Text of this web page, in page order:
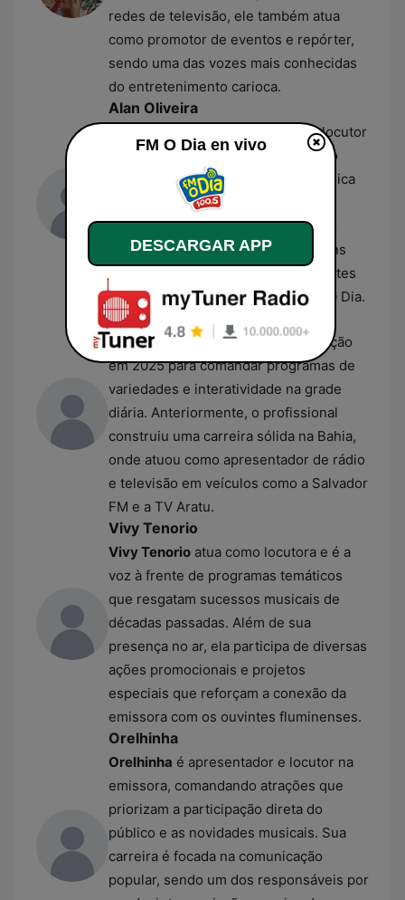
redes de televisão, ele também atua
como promotor de eventos e repórter,
sendo uma das vozes mais conhecidas
do entretenimento carioca.
Alan Oliveira
exerce a função de locutor
na rádio, liderando faixas de horário
voltadas ao entretenimento e à música
popular. Com uma carreira que
ultrapassa duas décadas no cenário
radiofônico, ele acumulou passagens
por outras estações importantes antes
de se consolidar na equipe da FM O Dia.
Dinho
Dinhoiniciou sua trajetória na estação
em 2025 para comandar programas de
variedades e interatividade na grade
diária. Anteriormente, o profissional
construiu uma carreira sólida na Bahia,
onde atuou como apresentador de rádio
e televisão em veículos como a Salvador
FM e a TV Aratu.
Vivy Tenorio
Vivy Tenorio atua como locutora e é a
voz à frente de programas temáticos
que resgatam sucessos musicais de
décadas passadas. Além de sua
presença no ar, ela participa de diversas
ações promocionais e projetos
especiais que reforçam a conexão da
emissora com os ouvintes fluminenses.
Orelhinha
Orelhinha é apresentador e locutor na
emissora, comandando atrações que
priorizam a participação direta do
público e as novidades musicais. Sua
carreira é focada na comunicação
popular, sendo um dos responsáveis por
FM O Dia en vivo
DESCARGAR APP